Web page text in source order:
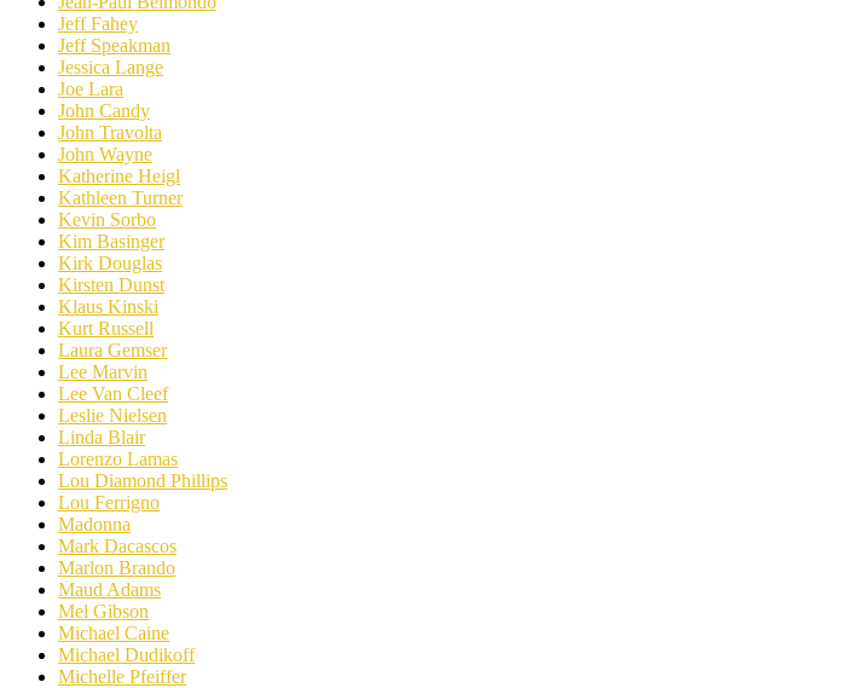
Jeff Fahey
Jeff Speakman
Jessica Lange
Joe Lara
John Candy
John Travolta
John Wayne
Katherine Heigl
Kathleen Turner
Kevin Sorbo
Kim Basinger
Kirk Douglas
Kirsten Dunst
Klaus Kinski
Kurt Russell
Laura Gemser
Lee Marvin
Lee Van Cleef
Leslie Nielsen
Linda Blair
Lorenzo Lamas
Lou Diamond Phillips
Lou Ferrigno
Madonna
Mark Dacascos
Marlon Brando
Maud Adams
Mel Gibson
Michael Caine
Michael Dudikoff
Michelle Pfeiffer